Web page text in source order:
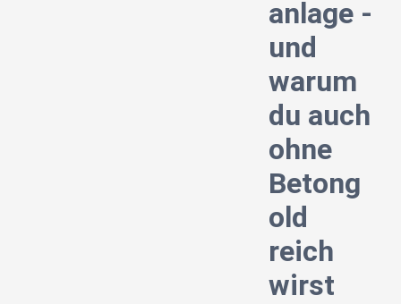
anlage -
und
warum
du auch
ohne
Betong
old
reich
wirst